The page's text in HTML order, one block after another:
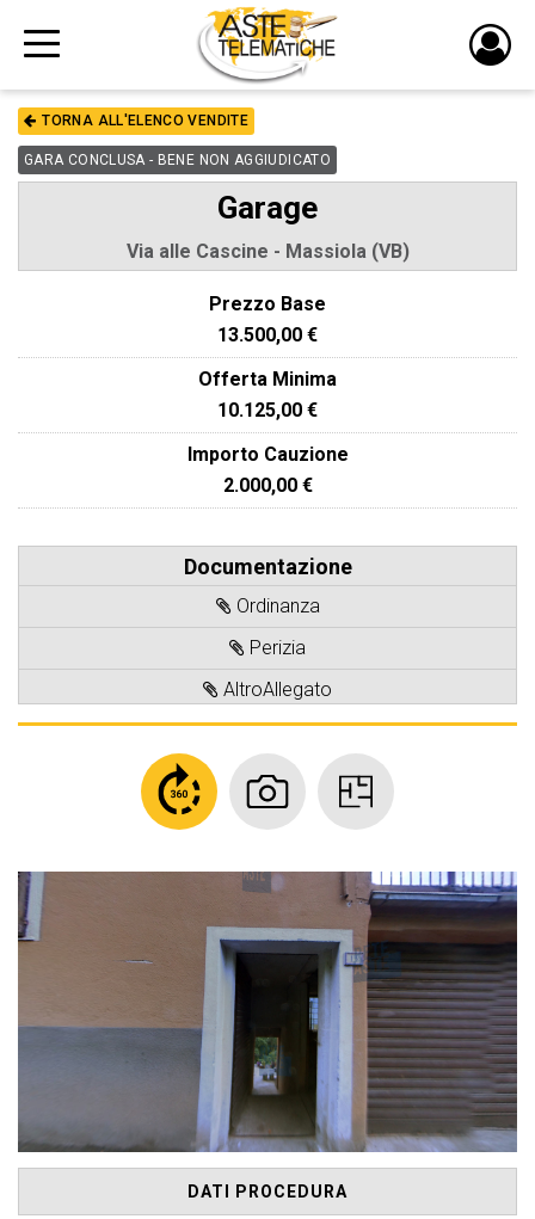
TORNA ALL'ELENCO VENDITE
GARA CONCLUSA - BENE NON AGGIUDICATO
Garage
Via alle Cascine - Massiola (VB)
Prezzo Base
13.500,00 €
Offerta Minima
10.125,00 €
Importo Cauzione
2.000,00 €
Documentazione
Ordinanza
Perizia
AltroAllegato
DATI PROCEDURA